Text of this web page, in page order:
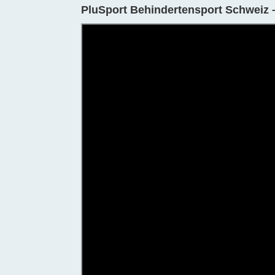
PluSport Behindertensport Schweiz